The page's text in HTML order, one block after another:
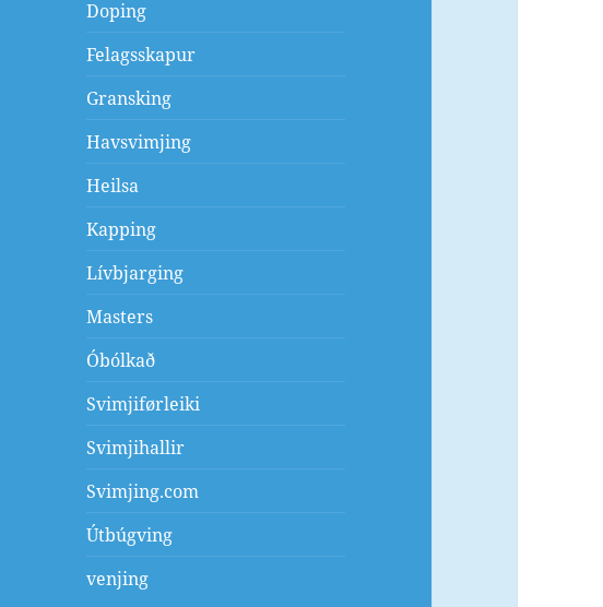
Doping
Felagsskapur
Gransking
Havsvimjing
Heilsa
Kapping
Lívbjarging
Masters
Óbólkað
Svimjiførleiki
Svimjihallir
Svimjing.com
Útbúgving
venjing